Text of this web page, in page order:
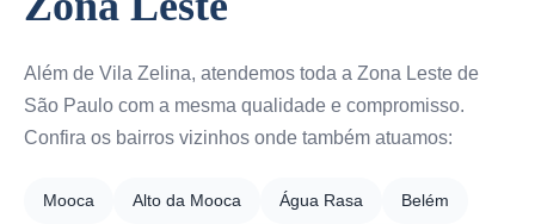
Além de Vila Zelina, atendemos toda a Zona Leste de
São Paulo com a mesma qualidade e compromisso.
Confira os bairros vizinhos onde também atuamos:
Mooca Alto da Mooca Água Rasa Belém